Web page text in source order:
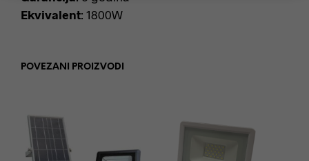
Ekvivalent: 1800W
POVEZANI PROIZVODI